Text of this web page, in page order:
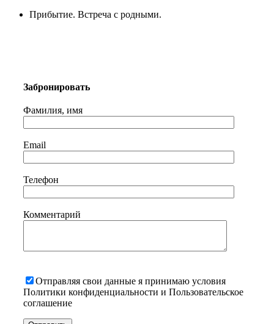
Прибытие. Встреча с родными.
Забронировать
Фамилия, имя
Email
Телефон
Комментарий
Отправляя свои данные я принимаю условия
Политики конфиденциальности и Пользовательское
соглашение